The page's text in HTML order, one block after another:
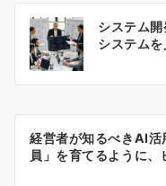
ビ
システム
システム
経営者が知るべきAI活
員」を育てるように、